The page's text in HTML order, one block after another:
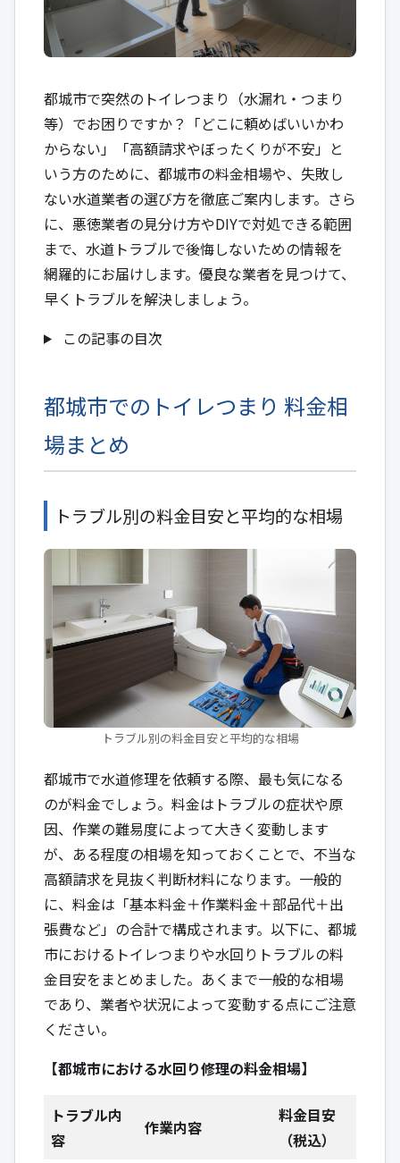
都城市で突然のトイレつまり（水漏れ・つまり
等）でお困りですか？「どこに頼めばいいかわ
からない」「高額請求やぼったくりが不安」と
いう方のために、都城市の料金相場や、失敗し
ない水道業者の選び方を徹底ご案内します。さら
に、悪徳業者の見分け方やDIYで対処できる範囲
まで、水道トラブルで後悔しないための情報を
網羅的にお届けします。優良な業者を見つけて、
早くトラブルを解決しましょう。
この記事の目次
都城市でのトイレつまり 料金相
場まとめ
トラブル別の料金目安と平均的な相場
トラブル別の料金目安と平均的な相場
都城市で水道修理を依頼する際、最も気になる
のが料金でしょう。料金はトラブルの症状や原
因、作業の難易度によって大きく変動します
が、ある程度の相場を知っておくことで、不当な
高額請求を見抜く判断材料になります。一般的
に、料金は「基本料金＋作業料金＋部品代＋出
張費など」の合計で構成されます。以下に、都城
市におけるトイレつまりや水回りトラブルの料
金目安をまとめました。あくまで一般的な相場
であり、業者や状況によって変動する点にご注意
ください。
【都城市における水回り修理の料金相場】
トラブル内
容
作業内容
料金目安
（税込）